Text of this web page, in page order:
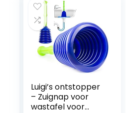
gootsteen plunjer
sanitair slang
(zwart)
Luigi’s ontstopper
– Zuignap voor
wastafel voor